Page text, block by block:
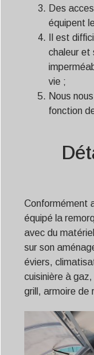
Des
équipent
Il est
chaleur et
vie ;
Nous
fonction
Conformément
équipé la
avec du
sur son
éviers,
cuisinière à
grill, armoire de